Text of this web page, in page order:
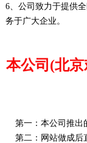
6、公司致力于提供
务于广大企业。
本公司(北
第一：本公司推出
第二：网站做成后